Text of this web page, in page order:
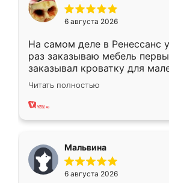
6 августа 2026
На самом деле в Ренессанс
раз заказываю мебель
заказывал кроватку для
ребёнка при его рождении
заказал шкаф-купе. По
хорошее сборка достаточно
меньше, здесь же он более
Мне нравится ,если что-то
мебели буду заказывать
Читать полностью
Мальвина
6 августа 2026